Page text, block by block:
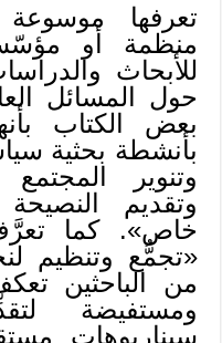
تعرفها موسوعة
منظمة أو
للأبحاث
حول المسائل
بعض الكتاب
بأنشطة بحثية
وتنوير
وتقديم
خاص». كما
«تجمُّع وتنظيم
من الباحثين
ومستفيضة
سيناريوهات